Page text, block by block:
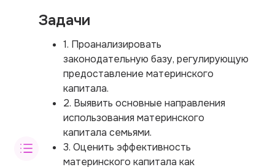
Задачи
1. Проанализировать
законодательную базу, регулирующую
предоставление материнского
капитала.
2. Выявить основные направления
использования материнского
капитала семьями.
3. Оценить эффективность
материнского капитала как